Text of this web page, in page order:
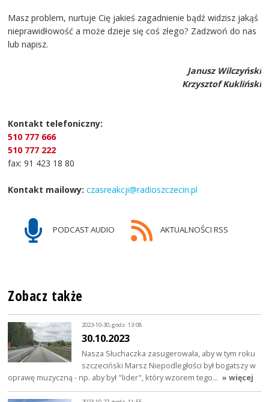
Masz problem, nurtuje Cię jakieś zagadnienie bądź widzisz jakąś
nieprawidłowość a może dzieje się coś złego? Zadzwoń do nas
lub napisz.
Janusz Wilczyński
Krzysztof Kukliński
Kontakt telefoniczny:
510 777 666
510 777 222
fax: 91 423 18 80
Kontakt mailowy: czasreakcji@radioszczecin.pl
PODCAST AUDIO AKTUALNOŚCI RSS
Zobacz także
2023-10-30, godz. 13:08
30.10.2023
Nasza Słuchaczka zasugerowała, aby w tym roku
szczeciński Marsz Niepodległości był bogatszy w
oprawę muzyczną - np. aby był "lider", który wzorem tego… » więcej